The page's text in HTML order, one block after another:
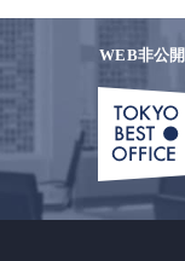
WEB非公